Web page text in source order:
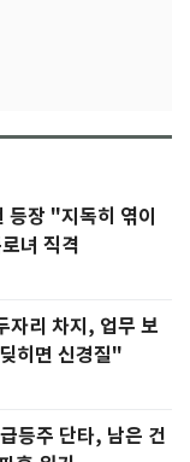
등장 "지독히 엮이
녀 직격
자리 차지, 업무 보
히면 신경질"
등주 단타, 남은 건